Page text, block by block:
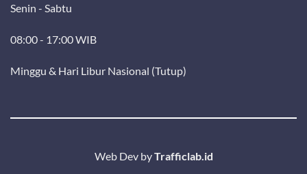
Senin - Sabtu
08:00 - 17:00 WIB
Minggu & Hari Libur Nasional (Tutup)
Web Dev byTrafficlab.id